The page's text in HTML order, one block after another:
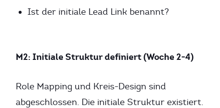
Ist der initiale Lead Link benannt?
M2: Initiale Struktur definiert (Woche 2-4)
Role Mapping und Kreis-Design sind
abgeschlossen. Die initiale Struktur existiert.